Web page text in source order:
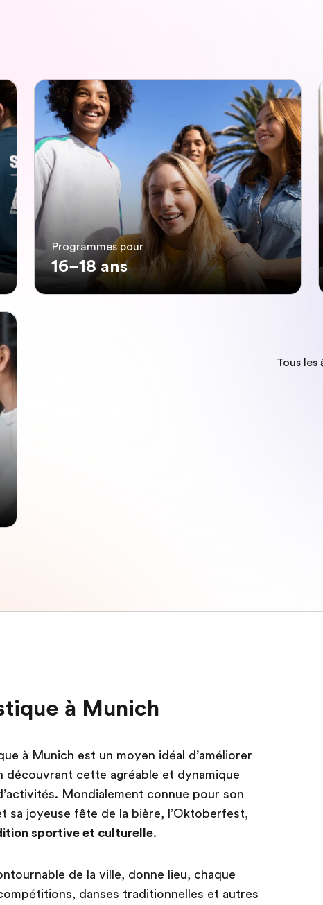
Programmes pour
16–18 ans
Tous les
à Munich
à Munich est un moyen idéal d’améliorer
découvrant cette agréable et dynamique
Mondialement connue pour son
sa joyeuse fête de la bière, l’Oktoberfest,
sportive et culturelle.
de la ville, donne lieu, chaque
danses traditionnelles et autres